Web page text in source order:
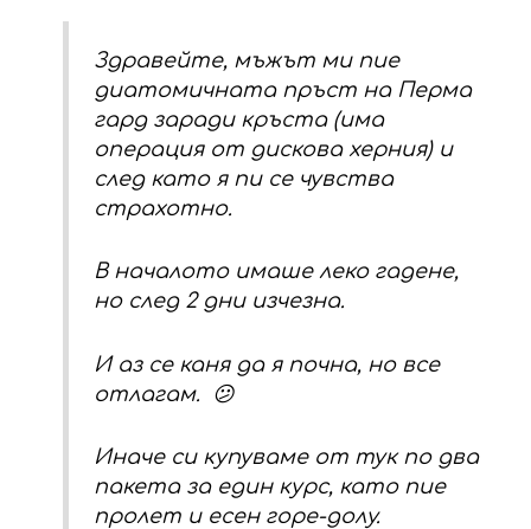
Здравейте, мъжът ми пие
диатомичната пръст на Перма
гард заради кръста (има
операция от дискова херния) и
след като я пи се чувства
страхотно.
В началото имаше леко гадене,
но след 2 дни изчезна.
И аз се каня да я почна, но все
отлагам. 😕
Иначе си купуваме от тук по два
пакета за един курс, като пие
пролет и есен горе-долу.